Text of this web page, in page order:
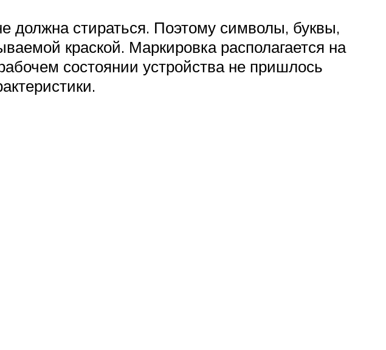
должна стираться. Поэтому символы, буквы,
краской. Маркировка располагается на
состоянии устройства не пришлось